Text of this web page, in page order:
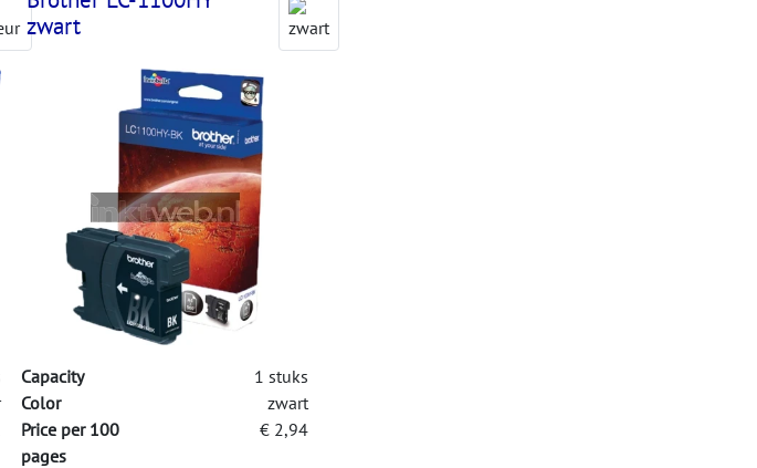
zwart
Capacity
1 stuks
Color
zwart
Price per 100
pages
€ 2,94